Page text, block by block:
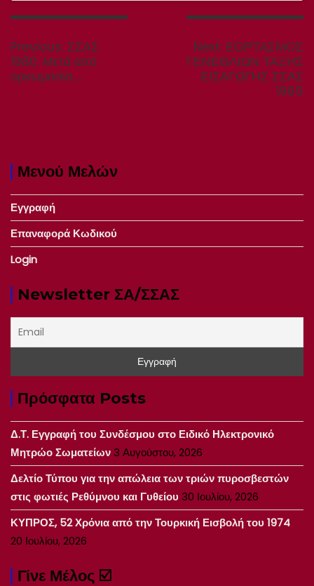
Πλοήγηση
Previous: Previous
post:
ΣΣΑΣ
1980. Μετά από
ορκωμοσία….
Next: Next
post:
ΕΟΡΤΑΣΜΟΣ
ΓΕΝΕΘΛΙΩΝ ΤΑΞΗΣ
ΕΙΣΑΓΩΓΗΣ ΣΣΑΣ
1965
Μενού Μελών
Εγγραφή
Επαναφορά Κωδικού
Login
Newsletter ΣΑ/ΣΣΑΣ
Πρόσφατα Posts
Δ.Τ. Εγγραφή του Συνδέσμου στο Ειδικό Ηλεκτρονικό
Μητρώο Σωματείων3 Αυγούστου, 2026
Δελτίο Τύπου για την απώλεια των τριών πυροσβεστών
στις φωτιές Ρεθύμνου και Γυθείου 30 Ιουλίου, 2026
ΚΥΠΡΟΣ, 52 Χρόνια από την Τουρκική Εισβολή του 1974
20 Ιουλίου, 2026
Γίνε Μέλος ☑️